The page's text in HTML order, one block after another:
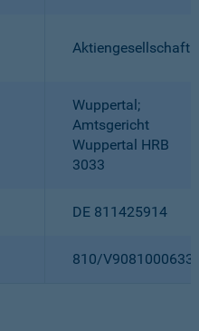
Aktiengesellschaft
Wuppertal;
Amtsgericht
Wuppertal HRB
3033
DE 811425914
810/